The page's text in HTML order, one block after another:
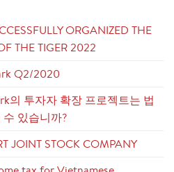
ORGANIZED THE
THE TIGER 2022
Q2/2020
의 투자자 확장 프로젝트는 법
있습니까?
JOINT STOCK COMPANY